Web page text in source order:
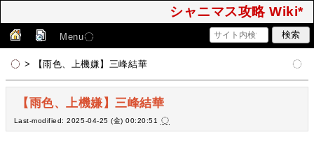
シャニマス攻略 Wiki*
Menu
> 【雨色、上機嫌】三峰結華
【雨色、上機嫌】三峰結華
Last-modified: 2025-04-25 (金) 00:20:51